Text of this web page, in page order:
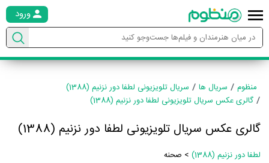
ورود
منظوم سریال ها
سریال تلویزیونی لطفا دور نزنیم (1388)
گالری عکس سریال تلویزیونی لطفا دور نزنیم (1388)
گالری عکس سریال تلویزیونی لطفا دور نزنیم (1388)
لطفا دور نزنیم (1388) > صحنه